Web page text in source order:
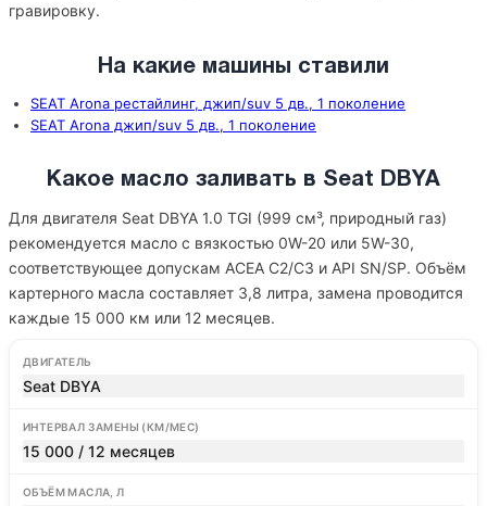
гравировку.
На какие машины ставили
SEAT Arona рестайлинг, джип/suv 5 дв., 1 поколение
SEAT Arona джип/suv 5 дв., 1 поколение
Какое масло заливать в Seat DBYA
Для двигателя Seat DBYA 1.0 TGI (999 см³, природный газ)
рекомендуется масло с вязкостью 0W-20 или 5W-30,
соответствующее допускам ACEA C2/C3 и API SN/SP. Объём
картерного масла составляет 3,8 литра, замена проводится
каждые 15 000 км или 12 месяцев.
ДВИГАТЕЛЬ
Seat DBYA
ИНТЕРВАЛ ЗАМЕНЫ (КМ/МЕС)
15 000 / 12 месяцев
ОБЪЁМ МАСЛА, Л